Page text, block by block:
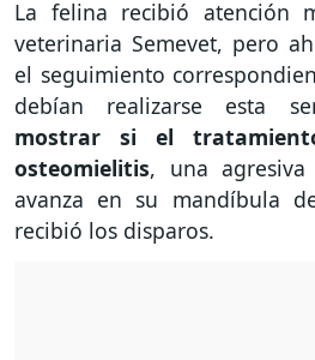
La felina recibió atención
veterinaria Semevet, pero
el seguimiento
debían realizarse esta
mostrar si el
osteomielitis, una
avanza en su mandíbula
recibió los disparos.